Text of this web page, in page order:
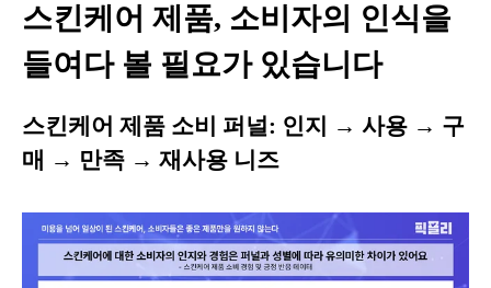
스킨케어 제품, 소비자의 인식을
들여다 볼 필요가 있습니다
스킨케어 제품 소비 퍼널: 인지 → 사용 → 구
매 → 만족 → 재사용 니즈